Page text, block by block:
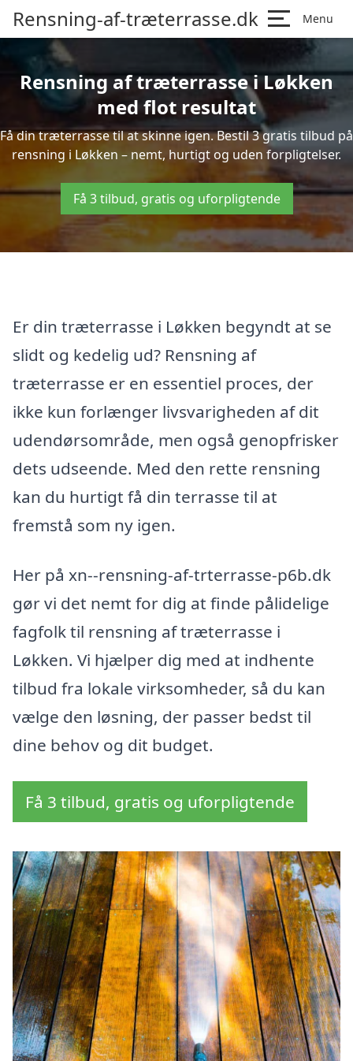
Rensning-af-træterrasse.dk Menu
Rensning af træterrasse i Løkken
med flot resultat
Få din træterrasse til at skinne igen. Bestil 3 gratis tilbud på
rensning i Løkken – nemt, hurtigt og uden forpligtelser.
Få 3 tilbud, gratis og uforpligtende
Er din træterrasse i Løkken begyndt at se
slidt og kedelig ud? Rensning af
træterrasse er en essentiel proces, der
ikke kun forlænger livsvarigheden af dit
udendørsområde, men også genopfrisker
dets udseende. Med den rette rensning
kan du hurtigt få din terrasse til at
fremstå som ny igen.
Her på xn--rensning-af-trterrasse-p6b.dk
gør vi det nemt for dig at finde pålidelige
fagfolk til rensning af træterrasse i
Løkken. Vi hjælper dig med at indhente
tilbud fra lokale virksomheder, så du kan
vælge den løsning, der passer bedst til
dine behov og dit budget.
Få 3 tilbud, gratis og uforpligtende